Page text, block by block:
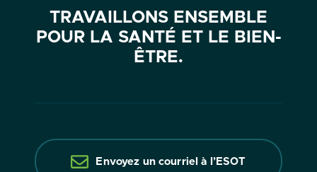
TRAVAILLONS ENSEMBLE
POUR LA SANTÉ ET LE BIEN-
ÊTRE.
Envoyez un courriel à l’ESOT